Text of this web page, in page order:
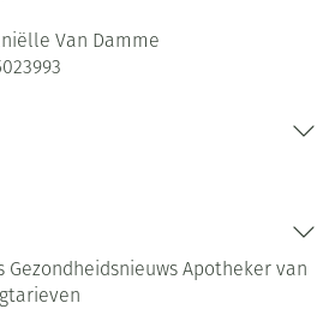
Van Damme
Gezondheidsnieuws Apotheker van